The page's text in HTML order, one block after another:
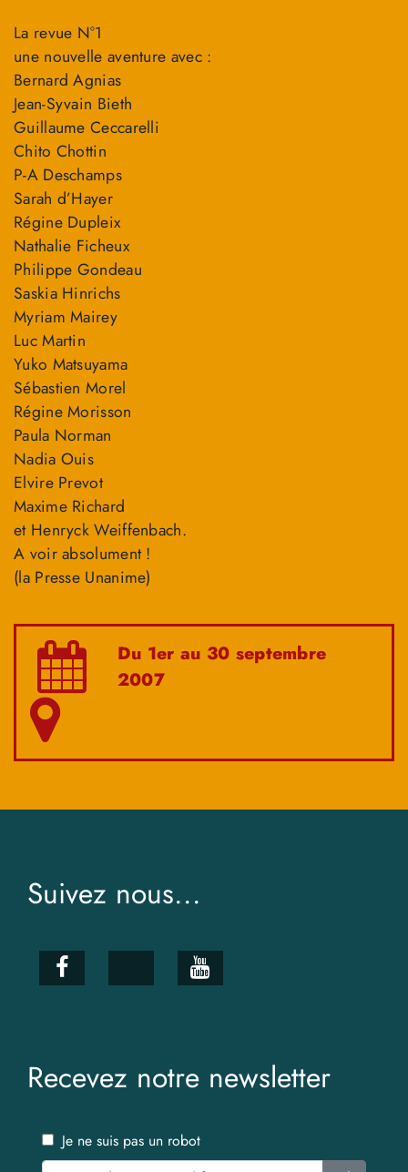
La revue N°1
une nouvelle aventure avec :
Bernard Agnias
Jean-Syvain Bieth
Guillaume Ceccarelli
Chito Chottin
P-A Deschamps
Sarah d’Hayer
Régine Dupleix
Nathalie Ficheux
Philippe Gondeau
Saskia Hinrichs
Myriam Mairey
Luc Martin
Yuko Matsuyama
Sébastien Morel
Régine Morisson
Paula Norman
Nadia Ouis
Elvire Prevot
Maxime Richard
et Henryck Weiffenbach.
A voir absolument !
(la Presse Unanime)
Du 1er au 30 septembre
2007
Suivez nous...
Recevez notre newsletter
Je ne suis pas un robot